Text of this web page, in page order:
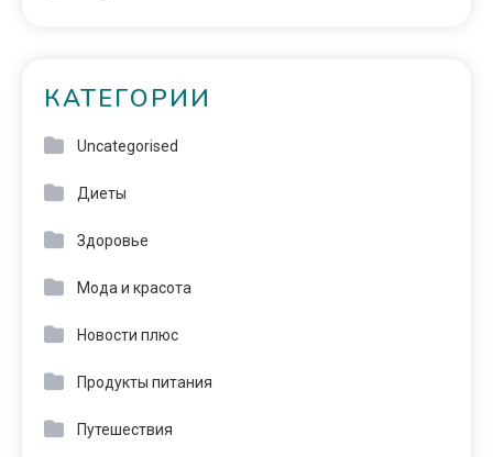
КАТЕГОРИИ
Uncategorised
Диеты
Здоровье
Мода и красота
Новости плюс
Продукты питания
Путешествия